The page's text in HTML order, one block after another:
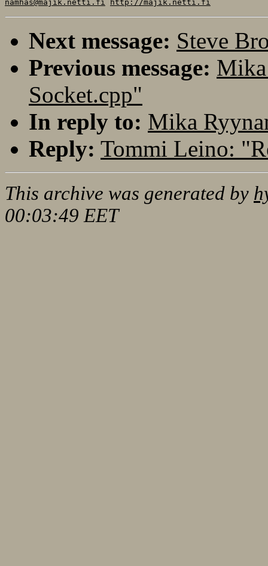
namhas@majik.netti.fi
http://majik.netti.fi
Next message: Steve
Previous message:
Socket.cpp"
In reply to: Mika
Reply: Tommi Leino:
This archive was generated by
00:03:49 EET